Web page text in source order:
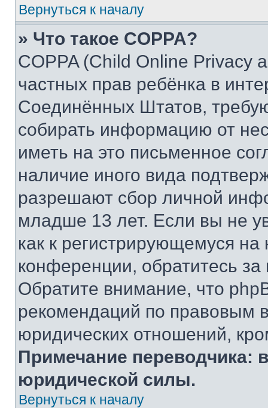
Вернуться к началу
» Что такое COPPA?
COPPA (Child Online Privacy
частных прав ребёнка в
Соединённых Штатов,
собирать информацию от
иметь на это письменное
наличие иного вида
разрешают сбор личной
младше 13 лет. Если вы не
как к регистрирующемуся
конференции, обратитесь
Обратите внимание, что
рекомендаций по правовым
юридических отношений,
Примечание переводчика:
юридической силы.
Вернуться к началу